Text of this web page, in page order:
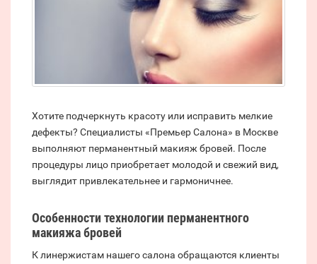
Хотите подчеркнуть красоту или исправить мелкие
дефекты? Специалисты «Премьер Салона» в Москве
выполняют перманентный макияж бровей. После
процедуры лицо приобретает молодой и свежий вид,
выглядит привлекательнее и гармоничнее.
Особенности технологии перманентного
макияжа бровей
К линержистам нашего салона обращаются клиенты